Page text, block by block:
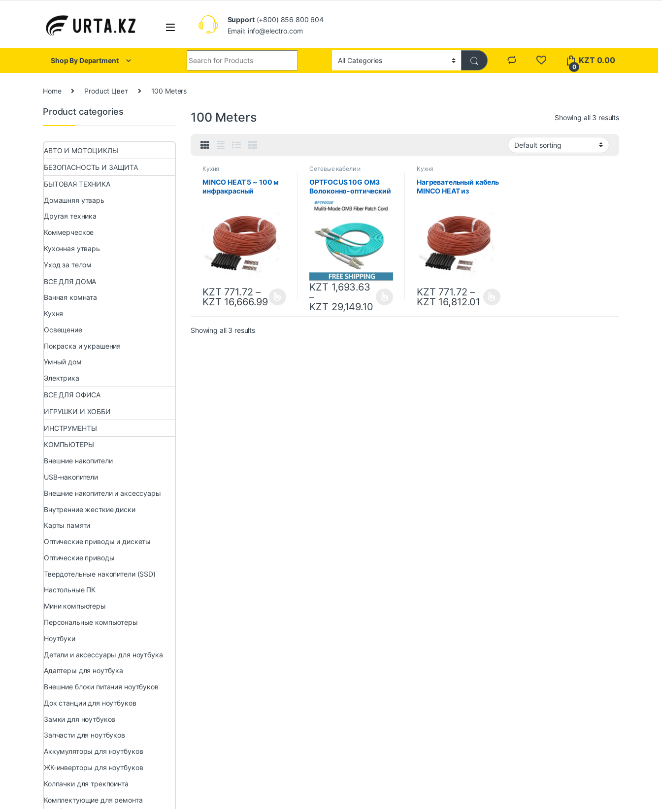
Support(+800) 856 800 604
Email: info@electro.com
Shop By Department
0
KZT 0.00
Home Product Цвет 100 Meters
100 Meters Showing all 3 results
Кухня
MINCO HEAT 5 ~ 100 м
инфракрасный
12K 33 Ом катушка 3 мм
± 0,2 провода для
системы подогрева
пола
KZT 771.72 –
KZT 16,666.99
Сетевые кабели и
OPTFOCUS 10G OM3
Волоконно-оптический
патч-корд LC UPC
Многорежимный
Двойной 1M 2M 5M 10M
30M 100M Двойной
одиночный волоконно-
оптический кабель
KZT 1,693.63
–
KZT 29,149.10
Кухня
Нагревательный кабель
MINCO HEAT из
33 Ом, 3 мм ± 0,2
провода для системы
отопления пола
KZT 771.72 –
KZT 16,812.01
Showing all 3 results
Product categories
АВТО И МОТОЦИКЛЫ
БЕЗОПАСНОСТЬ И ЗАЩИТА
БЫТОВАЯ ТЕХНИКА
Домашняя утварь
Другая техника
Коммерческое
Кухонная утварь
Уход за телом
ВСЕ ДЛЯ ДОМА
Ванная комната
Кухня
Освещение
Покраска и украшения
Умный дом
Электрика
ВСЕ ДЛЯ ОФИСА
ИГРУШКИ И ХОББИ
ИНСТРУМЕНТЫ
КОМПЬЮТЕРЫ
Внешние накопители
USB-накопители
Внешние накопители и аксессуары
Внутренние жесткие диски
Карты памяти
Оптические приводы и дискеты
Оптические приводы
Твердотельные накопители (SSD)
Настольные ПК
Мини компьютеры
Персональные компьютеры
Ноутбуки
Детали и аксессуары для ноутбука
Адаптеры для ноутбука
Внешние блоки питания ноутбуков
Док станции для ноутбуков
Замки для ноутбуков
Запчасти для ноутбуков
Аккумуляторы для ноутбуков
ЖК-инверторы для ноутбуков
Колпачки для трекпоинта
Комплектующие для ремонта